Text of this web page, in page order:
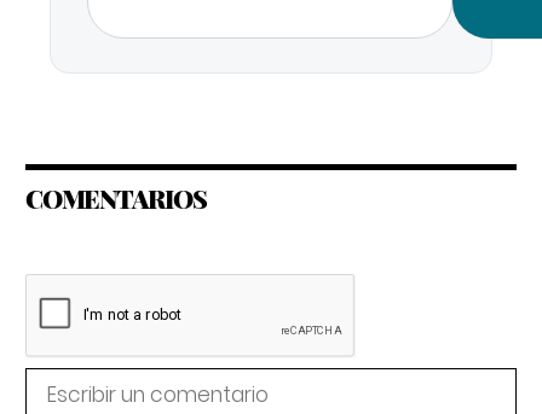
COMENTARIOS